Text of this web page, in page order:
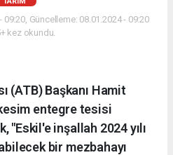
09:20, Güncelleme: 08.01.2024 - 09:20
kez okundu.
(ATB) Başkanı Hamit
entegre tesisi
"Eskil'e inşallah 2024 yılı
bir mezbahayı